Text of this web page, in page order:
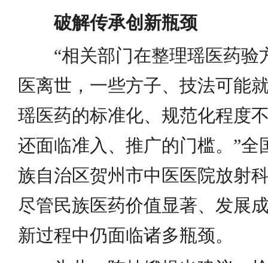
破解传承创新瓶颈
“相关部门在整理瑶医药验
医离世，一些方子、技法可能
瑶医药的标准化、规范化程度
还面临准入、推广的门槛。”全
族自治区贺州市中医医院放射
尽管民族医药价值显著、发展
新过程中仍面临诸多瓶颈。